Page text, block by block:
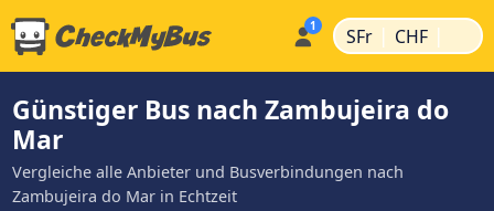
SFr | CHF |
Günstiger Bus nach Zambujeira do
Mar
Vergleiche alle Anbieter und Busverbindungen nach
Zambujeira do Mar in Echtzeit